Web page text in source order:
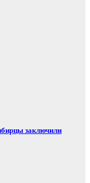
заключили